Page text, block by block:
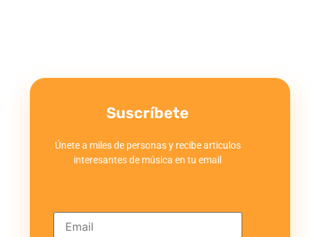
Suscríbete
Únete a miles de personas y recibe articulos
interesantes de música en tu email